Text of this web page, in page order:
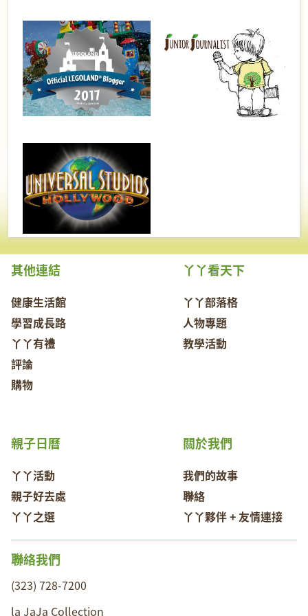
其他連結
健康生活館
學習成長路
丫丫有禮
評論
購物
丫丫看天下
丫丫部落格
人物專題
教學活動
關於我們
我們的故事
聯絡
丫丫夥伴 + 友情連接
親子日曆
丫丫活動
親子好去處
丫丫之選
聯絡我們
(323) 728-7200
la JaJa Collection